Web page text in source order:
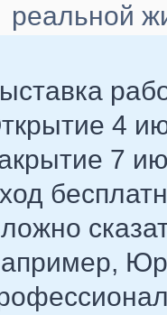
реальной
4
7